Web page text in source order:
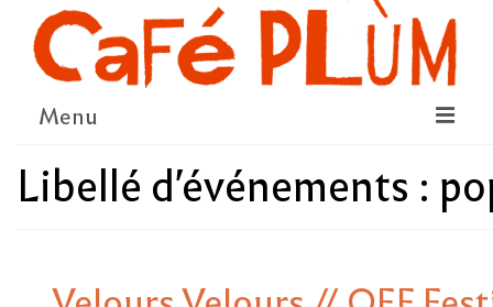
Menu
LE PROJET
Libellé d'événements :